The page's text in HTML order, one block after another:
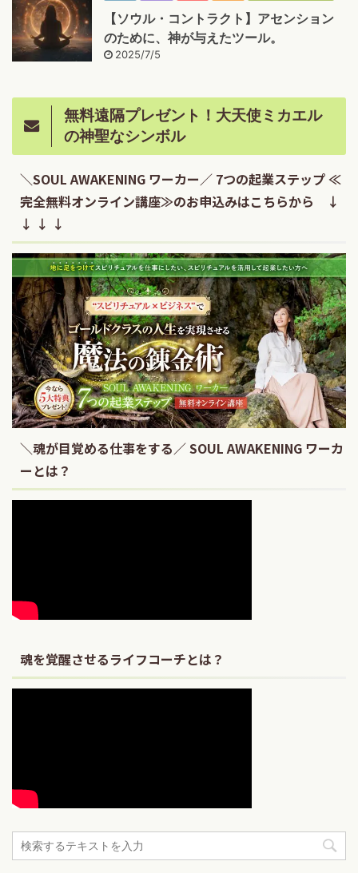
【ソウル・コントラクト】アセンション
のために、神が与えたツール。
2025/7/5
無料遠隔プレゼント！大天使ミカエル
の神聖なシンボル
＼SOUL AWAKENING ワーカー／ 7つの起業ステップ ≪
完全無料オンライン講座≫のお申込みはこちらから ↓
↓ ↓ ↓
＼魂が目覚める仕事をする／ SOUL AWAKENING ワーカ
ーとは？
魂を覚醒させるライフコーチとは？